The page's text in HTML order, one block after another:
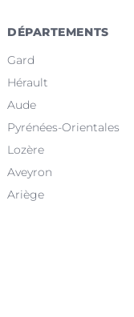
DÉPARTEMENTS
Gard
Hérault
Aude
Pyrénées-Orientales
Lozère
Aveyron
Ariège